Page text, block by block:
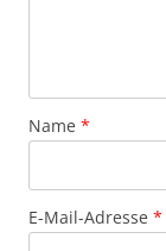
Name *
E-Mail-Adresse *